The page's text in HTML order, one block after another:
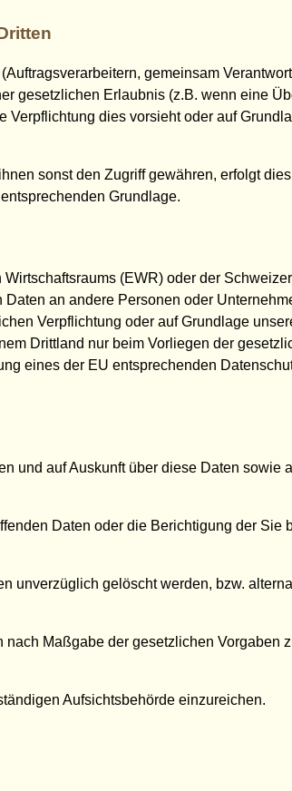
gemeinsam
gesetzlichen Erlaubnis (z.B. wenn eine
dies vorsieht oder auf
sonst den Zugriff gewähren, erfolgt
Grundlage.
(EWR) oder der
an andere Personen oder
Verpflichtung oder auf Grundlage
Drittland nur beim Vorliegen der
eines der EU entsprechenden
und auf Auskunft über diese Daten sowie
Daten oder die Berichtigung der Sie
unverzüglich gelöscht werden, bzw.
Maßgabe der gesetzlichen Vorgaben
Aufsichtsbehörde einzureichen.